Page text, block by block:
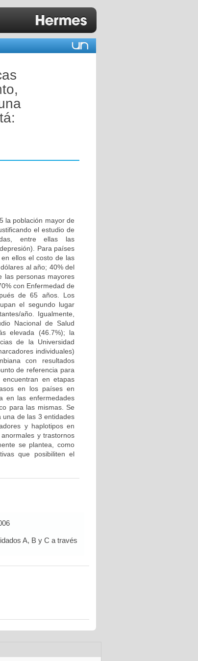
la población mayor de
el estudio de
entre ellas las
Para países
ellos el costo de las
al año; 40% del
las personas mayores
con Enfermedad de
de 65 años. Los
el segundo lugar
año. Igualmente,
Nacional de Salud
elevada (46.7%); la
de la Universidad
individuales)
con resultados
de referencia para
en etapas
en los países en
en las enfermedades
para las mismas. Se
una de las 3 entidades
y haplotipos en
y trastornos
se plantea, como
que posibiliten el
A, B y C a través